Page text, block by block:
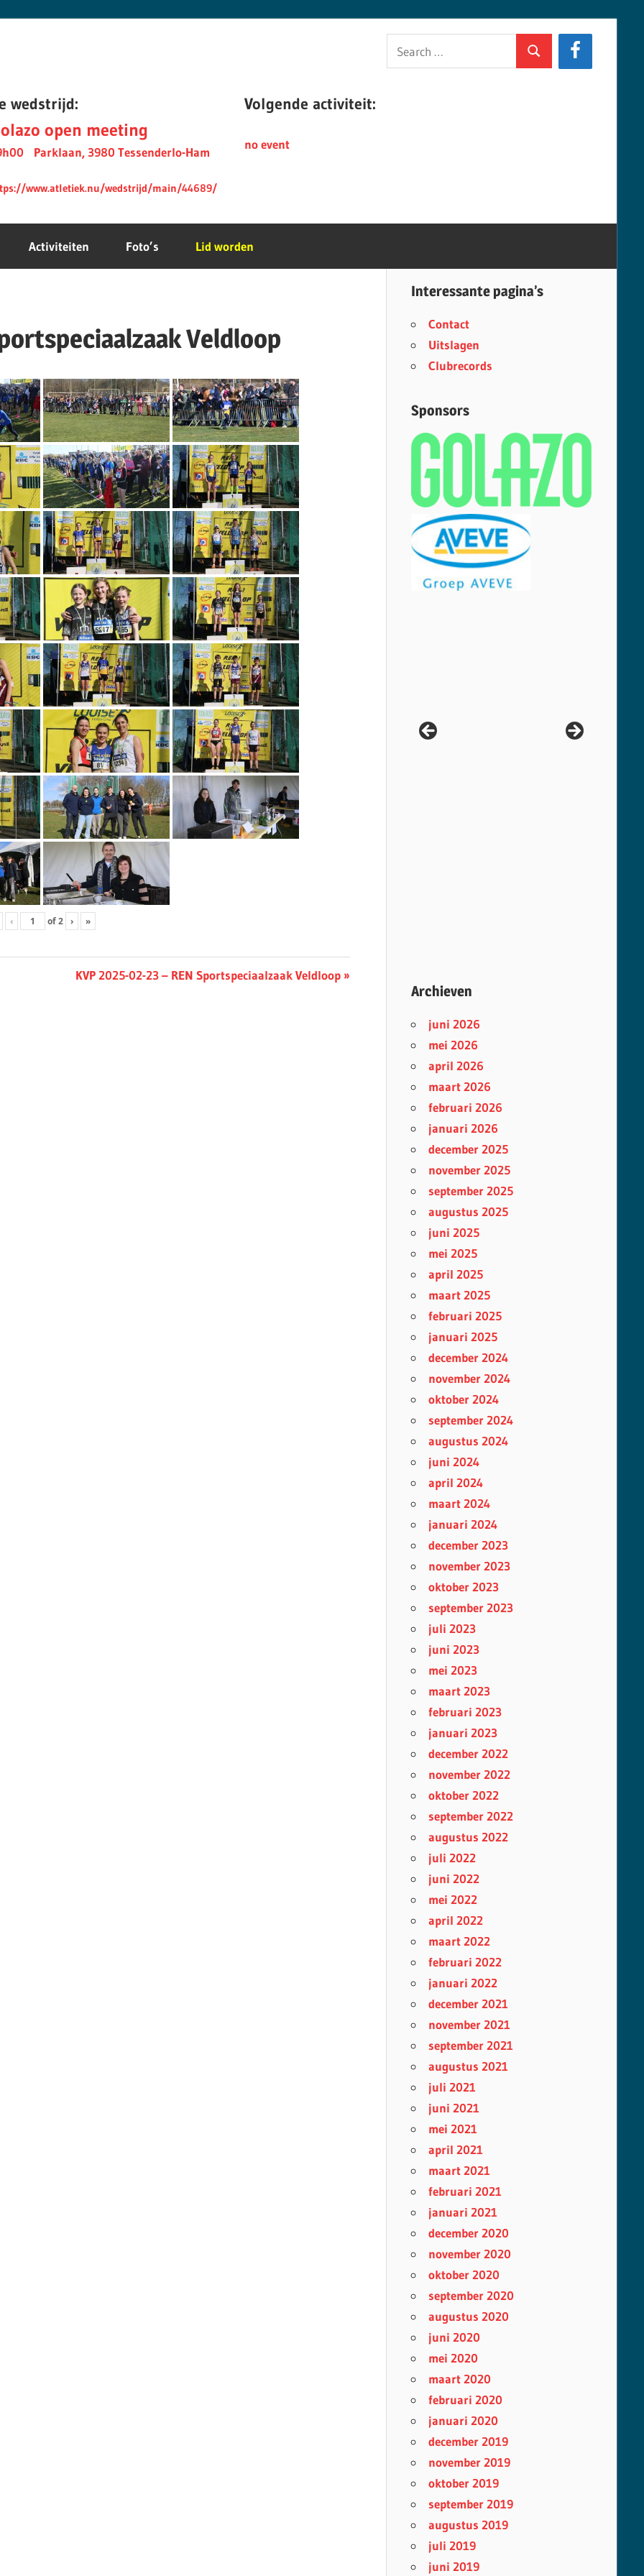
for:
Search
wedstrijd:
open meeting
Parklaan, 3980 Tessenderlo-Ham
www.atletiek.nu/wedstrijd/main/44689/
Volgende activiteit:
no event
Activiteiten Foto’s Lid worden
Veldloop
‹ of2 › »
Next
KVP 2025-02-23 – REN Sportspeciaalzaak Veldloop
Interessante pagina’s
Contact
Uitslagen
Clubrecords
Sponsors
Archieven
juni 2026
mei 2026
april 2026
maart 2026
februari 2026
januari 2026
december 2025
november 2025
september 2025
augustus 2025
juni 2025
mei 2025
april 2025
maart 2025
februari 2025
januari 2025
december 2024
november 2024
oktober 2024
september 2024
augustus 2024
juni 2024
april 2024
maart 2024
januari 2024
december 2023
november 2023
oktober 2023
september 2023
juli 2023
juni 2023
mei 2023
maart 2023
februari 2023
januari 2023
december 2022
november 2022
oktober 2022
september 2022
augustus 2022
juli 2022
juni 2022
mei 2022
april 2022
maart 2022
februari 2022
januari 2022
december 2021
november 2021
september 2021
augustus 2021
juli 2021
juni 2021
mei 2021
april 2021
maart 2021
februari 2021
januari 2021
december 2020
november 2020
oktober 2020
september 2020
augustus 2020
juni 2020
mei 2020
maart 2020
februari 2020
januari 2020
december 2019
november 2019
oktober 2019
september 2019
augustus 2019
juli 2019
juni 2019